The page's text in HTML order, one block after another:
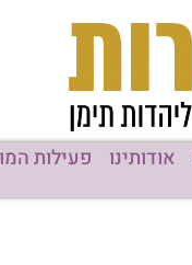
אודותינו פעילות